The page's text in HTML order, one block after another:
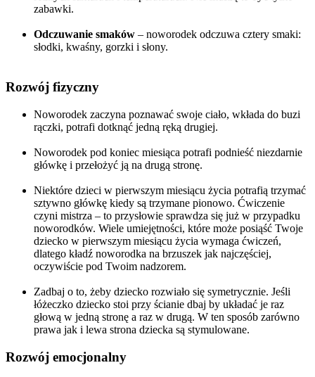
zabawki.
Odczuwanie smaków – noworodek odczuwa cztery smaki:
słodki, kwaśny, gorzki i słony.
Rozwój fizyczny
Noworodek zaczyna poznawać swoje ciało, wkłada do buzi
rączki, potrafi dotknąć jedną ręką drugiej.
Noworodek pod koniec miesiąca potrafi podnieść niezdarnie
główkę i przełożyć ją na drugą stronę.
Niektóre dzieci w pierwszym miesiącu życia potrafią trzymać
sztywno główkę kiedy są trzymane pionowo. Ćwiczenie
czyni mistrza – to przysłowie sprawdza się już w przypadku
noworodków. Wiele umiejętności, które może posiąść Twoje
dziecko w pierwszym miesiącu życia wymaga ćwiczeń,
dlatego kładź noworodka na brzuszek jak najczęściej,
oczywiście pod Twoim nadzorem.
Zadbaj o to, żeby dziecko rozwiało się symetrycznie. Jeśli
łóżeczko dziecko stoi przy ścianie dbaj by układać je raz
głową w jedną stronę a raz w drugą. W ten sposób zarówno
prawa jak i lewa strona dziecka są stymulowane.
Rozwój emocjonalny